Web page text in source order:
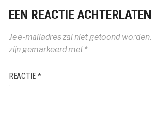
EEN REACTIE ACHTERLATEN
Je e-mailadres zal niet getoond worden.
zijn gemarkeerd met *
REACTIE *